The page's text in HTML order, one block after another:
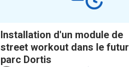
Installation d'un module de
street workout dans le futur
parc Dortis